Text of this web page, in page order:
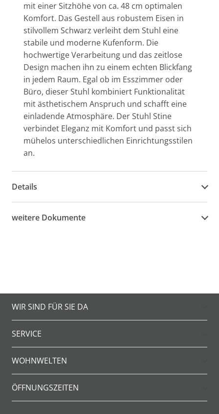
mit einer Sitzhöhe von ca. 48 cm optimalen
Komfort. Das Gestell aus robustem Eisen in
stilvollem Schwarz verleiht dem Stuhl eine
stabile und moderne Kufenform. Die
hochwertige Verarbeitung und das zeitlose
Design machen ihn zu einem echten Blickfang
in jedem Raum. Egal ob im Esszimmer oder
Büro, dieser Stuhl kombiniert Funktionalität
mit ästhetischem Anspruch und schafft eine
einladende Atmosphäre. Der Stuhl Stine
verbindet Eleganz mit Komfort und passt sich
mühelos unterschiedlichen Einrichtungsstilen
an.
Details
weitere Dokumente
WIR SIND FÜR SIE DA
SERVICE
WOHNWELTEN
ÖFFNUNGSZEITEN